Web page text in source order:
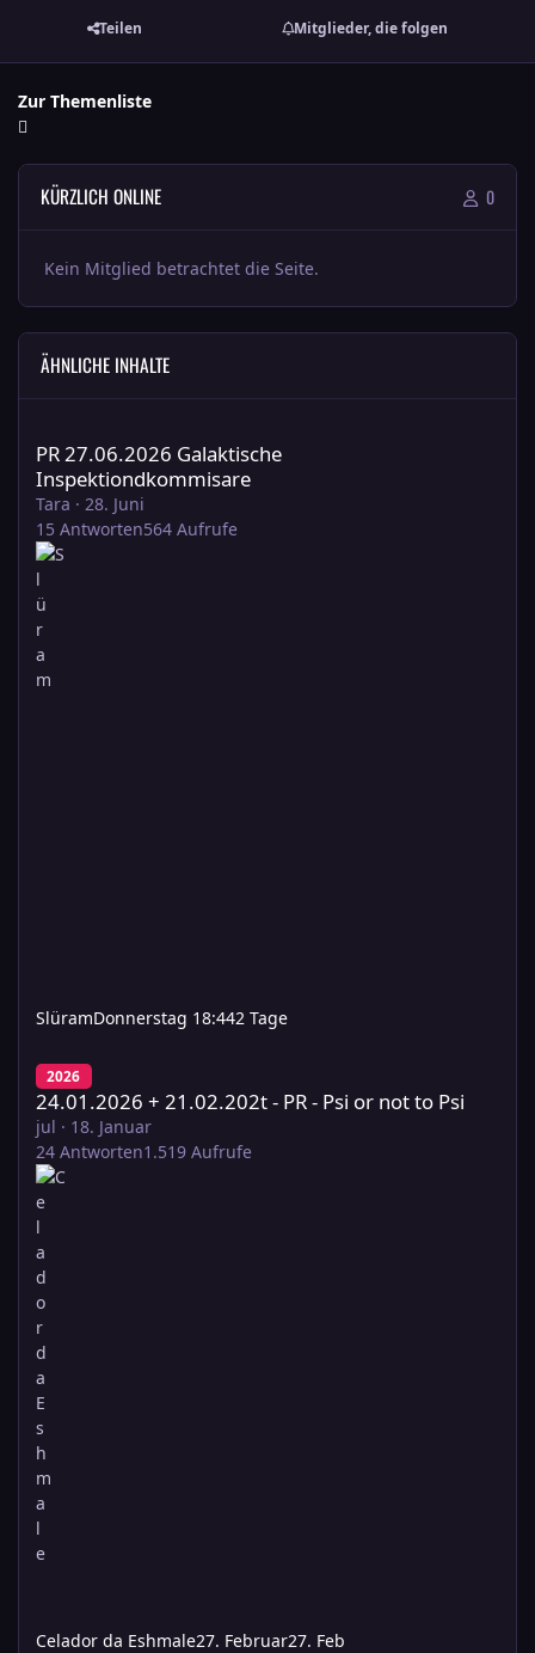
Teilen Mitglieder, die folgen
Zur Themenliste
KÜRZLICH ONLINE 0
Kein Mitglied betrachtet die Seite.
ÄHNLICHE INHALTE
PR 27.06.2026 Galaktische
Inspektiondkommisare
Tara · 28. Juni
15 Antworten564 Aufrufe
SlüramDonnerstag 18:442 Tage
2026
24.01.2026 + 21.02.202t - PR - Psi or not to Psi
jul · 18. Januar
24 Antworten1.519 Aufrufe
Celador da Eshmale27. Februar27. Feb